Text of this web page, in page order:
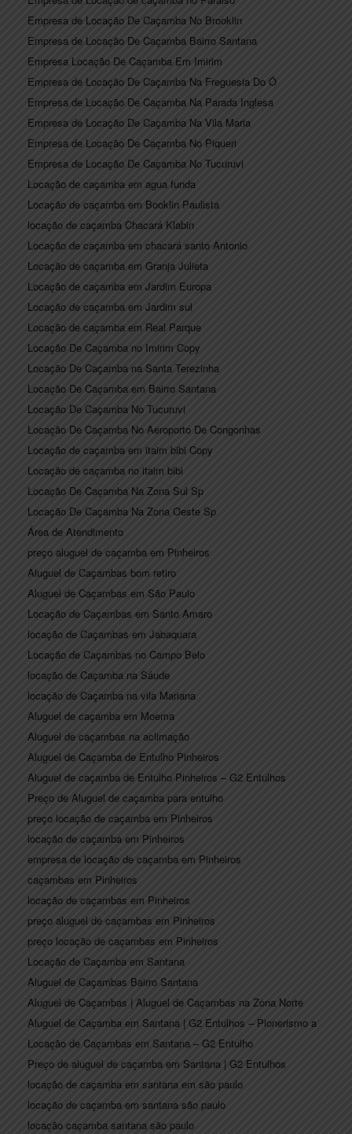
Empresa de Locação De Caçamba No Brooklin
Empresa de Locação De Caçamba Bairro Santana
Empresa Locação De Caçamba Em Imirim
Empresa de Locação De Caçamba Na Freguesia Do Ó
Empresa de Locação De Caçamba Na Parada Inglesa
Empresa de Locação De Caçamba Na Vila Maria
Empresa de Locação De Caçamba No Piqueri
Empresa de Locação De Caçamba No Tucuruvi
Locação de caçamba em agua funda
Locação de caçamba em Booklin Paulista
locação de caçamba Chacará Klabin
Locação de caçamba em chacará santo Antonio
Locação de caçamba em Granja Julieta
Locação de caçamba em Jardim Europa
Locação de caçamba em Jardim sul
Locação de caçamba em Real Parque
Locação De Caçamba no Imirim Copy
Locação De Caçamba na Santa Terezinha
Locação De Caçamba em Bairro Santana
Locação De Caçamba No Tucuruvi
Locação De Caçamba No Aeroporto De Congonhas
Locação de caçamba em itaim bibi Copy
Locação de caçamba no itaim bibi
Locação De Caçamba Na Zona Sul Sp
Locação De Caçamba Na Zona Oeste Sp
Área de Atendimento
preço aluguel de caçamba em Pinheiros
Aluguel de Caçambas bom retiro
Aluguel de Caçambas em São Paulo
Locação de Caçambas em Santo Amaro
locação de Caçambas em Jabaquara
Locação de Caçambas no Campo Belo
locação de Caçamba na Sáude
locação de Caçamba na vila Mariana
Aluguel de caçamba em Moema
Aluguel de caçambas na aclimação
Aluguel de Caçamba de Entulho Pinheiros
Aluguel de caçamba de Entulho Pinheiros – G2 Entulhos
Preço de Aluguel de caçamba para entulho
preço locação de caçamba em Pinheiros
locação de caçamba em Pinheiros
empresa de locação de caçamba em Pinheiros
caçambas em Pinheiros
locação de caçambas em Pinheiros
preço aluguel de caçambas em Pinheiros
preço locação de caçambas em Pinheiros
Locação de Caçamba em Santana
Aluguel de Caçambas Bairro Santana
Aluguel de Caçambas | Aluguel de Caçambas na Zona Norte
Aluguel de Caçamba em Santana | G2 Entulhos – Pionerismo a
Locação de Caçambas em Santana – G2 Entulho
Preço de aluguel de caçamba em Santana | G2 Entulhos
locação de caçamba em santana em são paulo
locação de caçamba em santana são paulo
locação caçamba santana são paulo